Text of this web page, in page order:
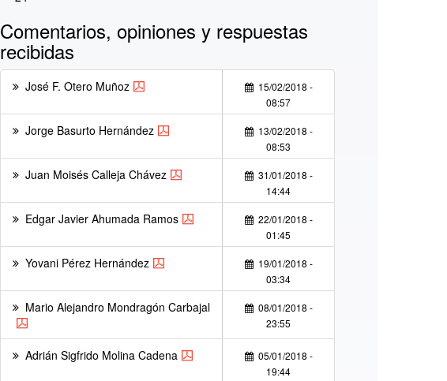
Comentarios, opiniones y respuestas
recibidas
José F. Otero Muñoz
15/02/2018 -
08:57
Jorge Basurto Hernández
13/02/2018 -
08:53
Juan Moisés Calleja Chávez
31/01/2018 -
14:44
Edgar Javier Ahumada Ramos
22/01/2018 -
01:45
Yovani Pérez Hernández
19/01/2018 -
03:34
Mario Alejandro Mondragón Carbajal
08/01/2018 -
23:55
Adrián Sigfrido Molina Cadena
05/01/2018 -
19:44